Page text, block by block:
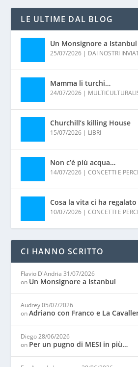
LE ULTIME DAL BLOG
Un Monsignore a Istanbul
25/07/2026 | DAI NOSTRI
Mamma li turchi…
24/07/2026 |
Churchill’s killing House
15/07/2026 | LIBRI
Non c’é più acqua…
14/07/2026 |CONCETTI E
Cosa la vita ci ha regalato
10/07/2026 |CONCETTI E
CI HANNO SCRITTO
Flavio D'Andria 31/07/2026
on Un Monsignore a Istanbul
Audrey 05/07/2026
onAdriano con Franco e La
Diego 28/06/2026
on Per un pugno di MESI in più…